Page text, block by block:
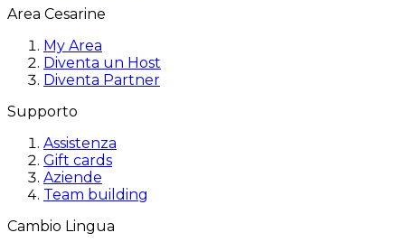
Area Cesarine
My Area
Diventa un Host
Diventa Partner
Supporto
Assistenza
Gift cards
Aziende
Team building
Cambio Lingua